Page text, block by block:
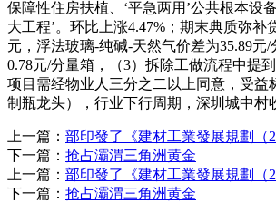
保障性住房扶植、‘平急两用’公共根本设
大工程’。环比上涨4.47%；期末典质弥补
元，浮法玻璃-纯碱-天然气价差为35.89元
0.78元/分量箱，（3）拆除工做流程中提
项目需经物业人三分之二以上同意，受益
制瓶龙头），行业下行周期，深圳城中村
上一篇： 部印發了《建材工業發展規劃（
下一篇： 抢占灞渭三角洲黄金
上一篇： 部印發了《建材工業發展規劃（
下一篇： 抢占灞渭三角洲黄金